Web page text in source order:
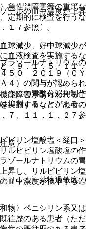
ールの血中濃度が上昇
ラゾールナトリウムの
５０ ２Ｃ１９（ＣＹ
４）の関与が認められ
ウムの胃酸分泌抑制作
抑制することがある。
ビリン塩酸塩＜経口＞
ルピビリン塩酸塩の作
ゾールナトリウムの胃
昇し、リルピビリン塩
血中濃度が低下するこ
急性腎障害等の重篤な
定期的に検査を行うな
１７参照〕。
球減少、好中球減少が
血液検査を実施するな
〔９．１．５、１１．
能障害があらわれるこ
実施するなど、患者の
７、１１．１．２７参
意）
リウム〉薬物過敏症の
物〉ペニシリン系又は
往歴のある患者（ただ